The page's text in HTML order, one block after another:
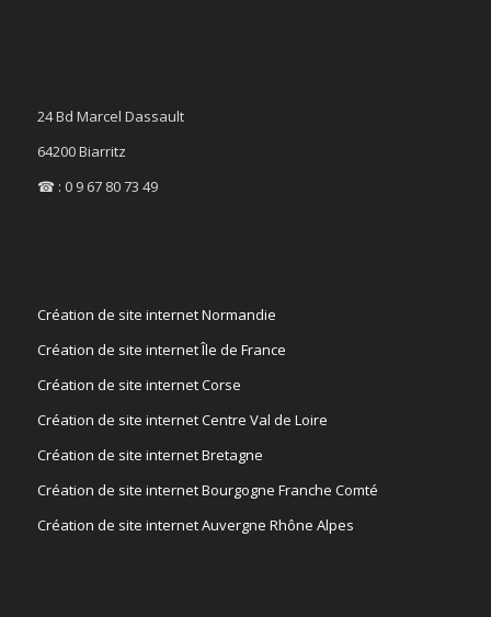
24 Bd Marcel Dassault
64200 Biarritz
☎ : 0 9 67 80 73 49
Création de site internet Normandie
Création de site internet Île de France
Création de site internet Corse
Création de site internet Centre Val de Loire
Création de site internet Bretagne
Création de site internet Bourgogne Franche Comté
Création de site internet Auvergne Rhône Alpes